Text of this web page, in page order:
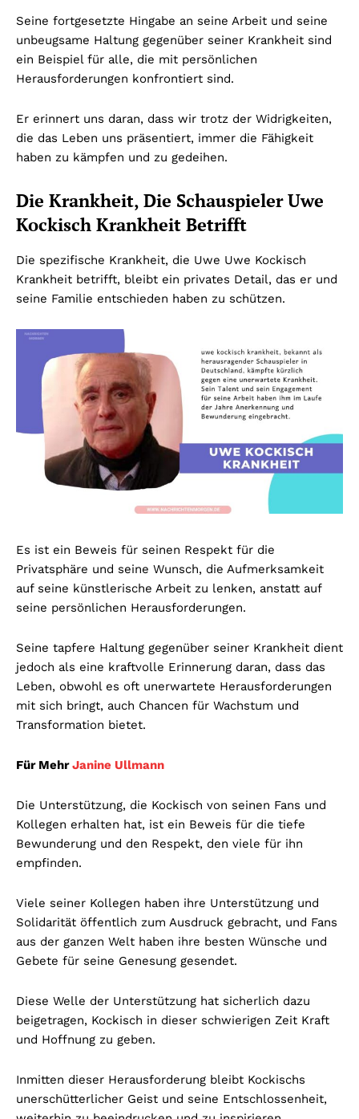
Seine fortgesetzte Hingabe an seine Arbeit und seine
unbeugsame Haltung gegenüber seiner Krankheit sind
ein Beispiel für alle, die mit persönlichen
Herausforderungen konfrontiert sind.
Er erinnert uns daran, dass wir trotz der Widrigkeiten,
die das Leben uns präsentiert, immer die Fähigkeit
haben zu kämpfen und zu gedeihen.
Die Krankheit, Die Schauspieler Uwe
Kockisch Krankheit Betrifft
Die spezifische Krankheit, die Uwe Uwe Kockisch
Krankheit betrifft, bleibt ein privates Detail, das er und
seine Familie entschieden haben zu schützen.
Es ist ein Beweis für seinen Respekt für die
Privatsphäre und seine Wunsch, die Aufmerksamkeit
auf seine künstlerische Arbeit zu lenken, anstatt auf
seine persönlichen Herausforderungen.
Seine tapfere Haltung gegenüber seiner Krankheit dient
jedoch als eine kraftvolle Erinnerung daran, dass das
Leben, obwohl es oft unerwartete Herausforderungen
mit sich bringt, auch Chancen für Wachstum und
Transformation bietet.
Für MehrJanine Ullmann
Die Unterstützung, die Kockisch von seinen Fans und
Kollegen erhalten hat, ist ein Beweis für die tiefe
Bewunderung und den Respekt, den viele für ihn
empfinden.
Viele seiner Kollegen haben ihre Unterstützung und
Solidarität öffentlich zum Ausdruck gebracht, und Fans
aus der ganzen Welt haben ihre besten Wünsche und
Gebete für seine Genesung gesendet.
Diese Welle der Unterstützung hat sicherlich dazu
beigetragen, Kockisch in dieser schwierigen Zeit Kraft
und Hoffnung zu geben.
Inmitten dieser Herausforderung bleibt Kockischs
unerschütterlicher Geist und seine Entschlossenheit,